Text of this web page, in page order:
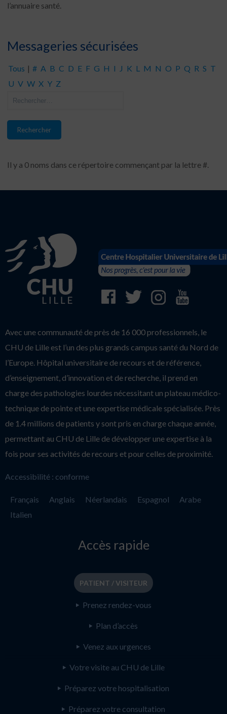
l’annuaire santé.
Messageries sécurisées
Tous | # A B C D E F G H I J K L M N O P Q R S T
U V W X Y Z
Il y a 0 noms dans ce répertoire commençant par la lettre #.
Avec une communauté de près de 16 000 professionnels, le
CHU de Lille est l’un des plus grands campus santé du Nord de
l’Europe. Hôpital universitaire de recours et de référence,
d’enseignement, d’innovation et de recherche, il prend en
charge des pathologies lourdes nécessitant un plateau médico-
technique de pointe et une expertise médicale spécialisée. Près
de 1.4 millions de patients y sont pris en charge chaque année,
permettant au CHU de Lille de développer une expertise à la
fois pour ses activités de recours et pour celles de proximité.
Accessibilité : conforme
Français Anglais Néerlandais Espagnol
Arabe
Italien
Accès rapide
PATIENT / VISITEUR
Prenez rendez-vous
Plan d’accès
Venez aux urgences
Votre visite au CHU de Lille
Préparez votre hospitalisation
Préparez votre consultation